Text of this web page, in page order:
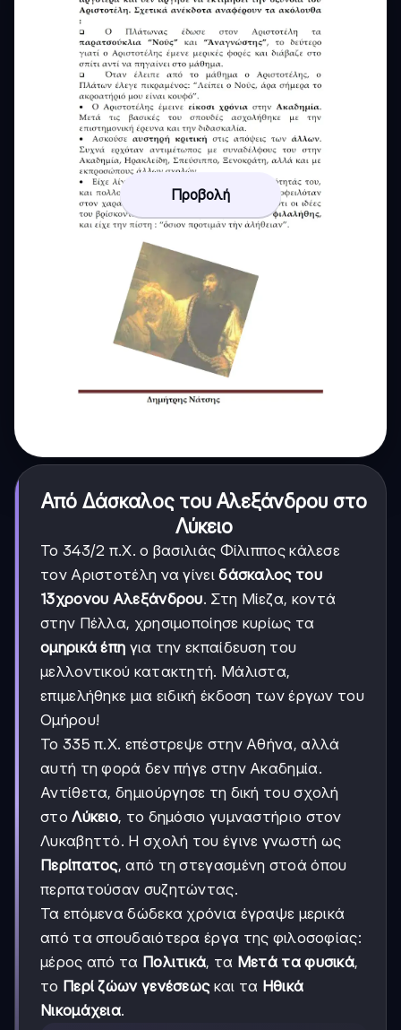
Προβολή
Από Δάσκαλος του Αλεξάνδρου στο
Λύκειο
Το 343/2 π.Χ. ο βασιλιάς Φίλιππος κάλεσε
τον Αριστοτέλη να γίνειδάσκαλος του
13χρονου Αλεξάνδρου. Στη Μίεζα, κοντά
στην Πέλλα, χρησιμοποίησε κυρίως τα
ομηρικά έπη για την εκπαίδευση του
μελλοντικού κατακτητή. Μάλιστα,
επιμελήθηκε μια ειδική έκδοση των έργων του
Ομήρου!
Το 335 π.Χ. επέστρεψε στην Αθήνα, αλλά
αυτή τη φορά δεν πήγε στην Ακαδημία.
Αντίθετα, δημιούργησε τη δική του σχολή
στοΛύκειο, το δημόσιο γυμναστήριο στον
Λυκαβηττό. Η σχολή του έγινε γνωστή ως
Περίπατος, από τη στεγασμένη στοά όπου
περπατούσαν συζητώντας.
Τα επόμενα δώδεκα χρόνια έγραψε μερικά
από τα σπουδαιότερα έργα της φιλοσοφίας:
μέρος από τα Πολιτικά, τα Μετά τα φυσικά,
το Περί ζώων γενέσεωςκαι τα Ηθικά
Νικομάχεια.